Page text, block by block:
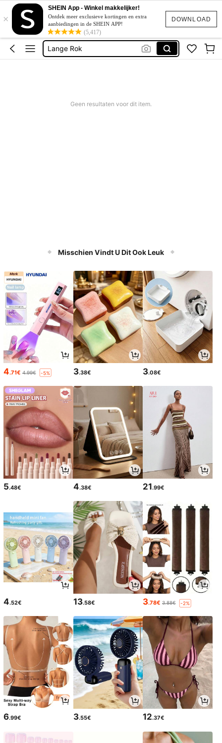
DOWNLOAD
×
SHEIN App - Winkel makkelijker!
Ontdek meer exclusieve kortingen en extra
aanbiedingen in de SHEIN APP!
(5,417)
Festival Outfits Women
Rok
Lange Rok
Geen resultaten voor dit item.
Misschien Vindt U Dit Ook Leuk
4.71€ 4.99€ -5% 3.38€ 3.08€
5.48€ 4.38€ 21.99€
4.52€ 13.58€ 3.78€ 3.88€ -2%
6.99€ 3.55€ 12.37€